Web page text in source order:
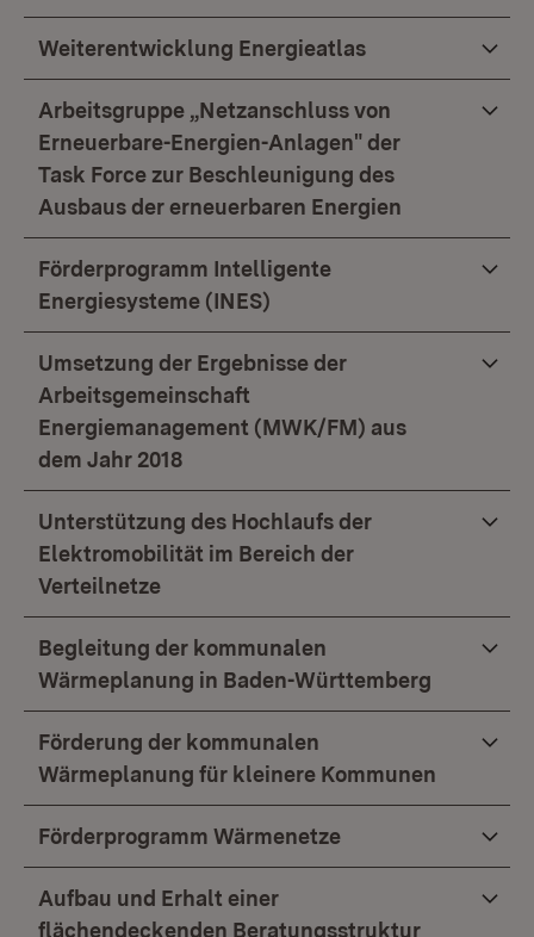
Weiterentwicklung Energieatlas
Arbeitsgruppe „Netzanschluss von
Erneuerbare-Energien-Anlagen" der
Task Force zur Beschleunigung des
Ausbaus der erneuerbaren Energien
Förderprogramm Intelligente
Energiesysteme (INES)
Umsetzung der Ergebnisse der
Arbeitsgemeinschaft
Energiemanagement (MWK/FM) aus
dem Jahr 2018
Unterstützung des Hochlaufs der
Elektromobilität im Bereich der
Verteilnetze
Begleitung der kommunalen
Wärmeplanung in Baden-Württemberg
Förderung der kommunalen
Wärmeplanung für kleinere Kommunen
Förderprogramm Wärmenetze
Aufbau und Erhalt einer
flächendeckenden Beratungsstruktur